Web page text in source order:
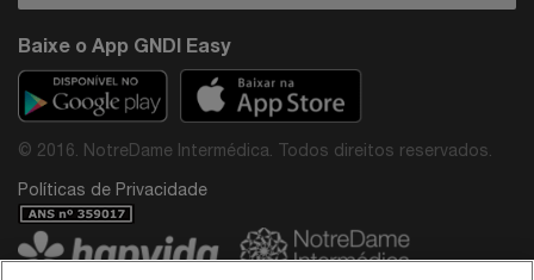
Baixe o App GNDI Easy
© 2016. NotreDame Intermédica. Todos direitos reservados.
Políticas de Privacidade